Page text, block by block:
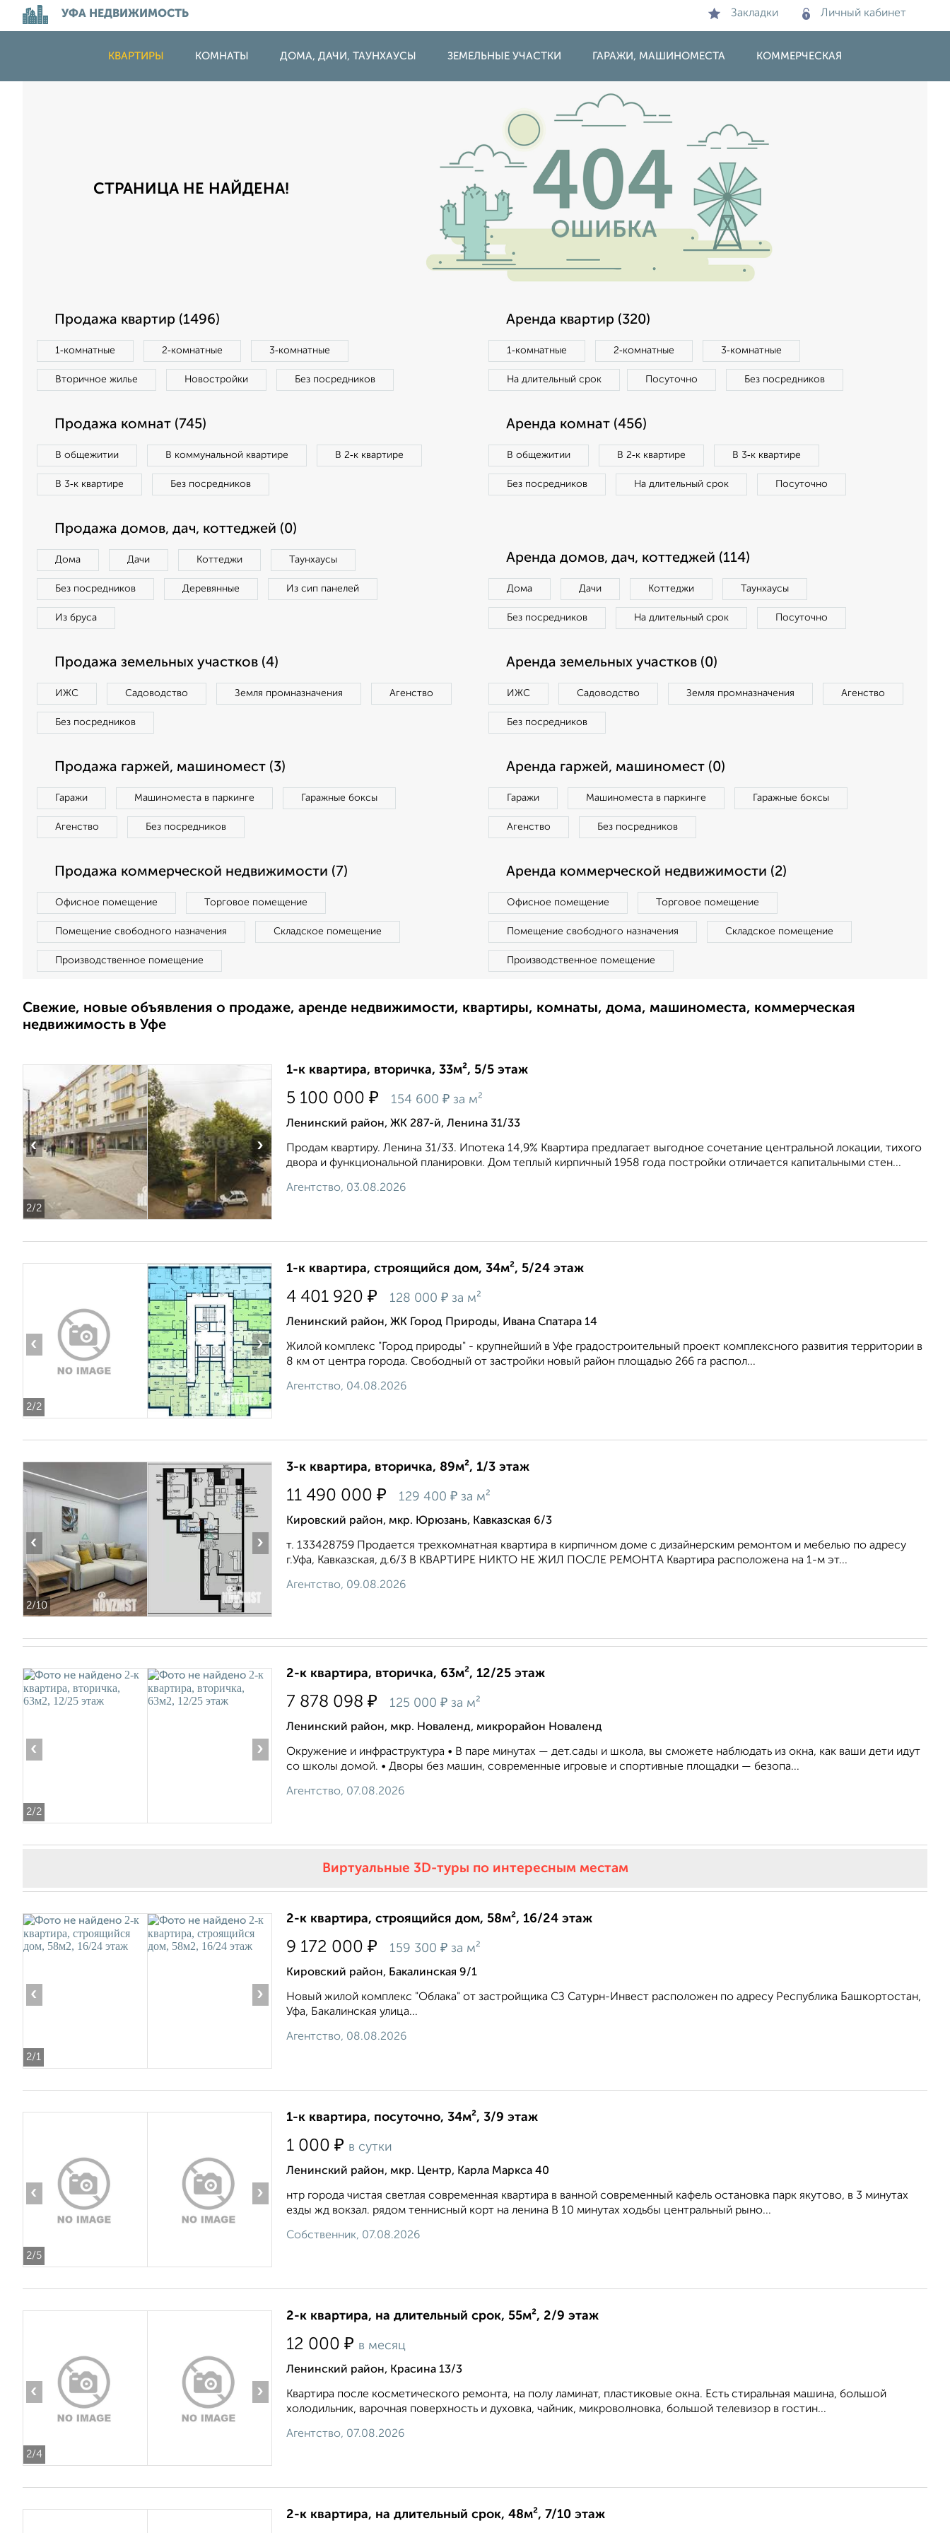
УФА НЕДВИЖИМОСТЬ Закладки Личный кабинет
КВАРТИРЫ КОМНАТЫ ДОМА, ДАЧИ, ТАУНХАУСЫ ЗЕМЕЛЬНЫЕ УЧАСТКИ ГАРАЖИ, МАШИНОМЕСТА КОММЕРЧЕСКАЯ
СТРАНИЦА НЕ НАЙДЕНА!
Продажа квартир (1496)
1‑комнатные 2‑комнатные 3‑комнатные
Вторичное жилье Новостройки Без посредников
Аренда квартир (320)
1‑комнатные 2‑комнатные 3‑комнатные
На длительный срок Посуточно Без посредников
Продажа комнат (745)
В общежитии В коммунальной квартире В 2‑к квартире
В 3‑к квартире Без посредников
Аренда комнат (456)
В общежитии В 2‑к квартире В 3‑к квартире
Без посредников На длительный срок Посуточно
Продажа домов, дач, коттеджей (0)
Дома Дачи Коттеджи Таунхаусы
Без посредников Деревянные Из сип панелей
Из бруса
Аренда домов, дач, коттеджей (114)
Дома Дачи Коттеджи Таунхаусы
Без посредников На длительный срок Посуточно
Продажа земельных участков (4)
ИЖС Садоводство Земля промназначения Агенство
Без посредников
Аренда земельных участков (0)
ИЖС Садоводство Земля промназначения Агенство
Без посредников
Продажа гаржей, машиномест (3)
Гаражи Машиноместа в паркинге Гаражные боксы
Агенство Без посредников
Аренда гаржей, машиномест (0)
Гаражи Машиноместа в паркинге Гаражные боксы
Агенство Без посредников
Продажа коммерческой недвижимости (7)
Офисное помещение Торговое помещение
Помещение свободного назначения Складское помещение
Производственное помещение
Аренда коммерческой недвижимости (2)
Офисное помещение Торговое помещение
Помещение свободного назначения Складское помещение
Производственное помещение
Свежие, новые объявления о продаже, аренде недвижимости, квартиры, комнаты, дома, машиноместа, коммерческая
недвижимость в Уфе
2/2
‹ ›
1-к квартира, вторичка, 33м², 5/5 этаж
5 100 000 ₽ 154 600 ₽ за м²
Ленинский район, ЖК 287-й, Ленина 31/33
Продам квартиру. Ленина 31/33. Ипотека 14,9% Квартира предлагает выгодное сочетание центральной локации, тихого
двора и функциональной планировки. Дом теплый кирпичный 1958 года постройки отличается капитальными стен...
Агентство, 03.08.2026
2/2
‹ ›
1-к квартира, строящийся дом, 34м², 5/24 этаж
4 401 920 ₽ 128 000 ₽ за м²
Ленинский район, ЖК Город Природы, Ивана Спатара 14
Жилой комплекс "Город природы" - крупнейший в Уфе градостроительный проект комплексного развития территории в
8 км от центра города. Свободный от застройки новый район площадью 266 га распол...
Агентство, 04.08.2026
2/10
‹ ›
3-к квартира, вторичка, 89м², 1/3 этаж
11 490 000 ₽ 129 400 ₽ за м²
Кировский район, мкр. Юрюзань, Кавказская 6/3
т. 133428759 Пpoдaeтся тpeхкомнатная кваpтирa в кирпичном дoме с дизайнерским peмoнтoм и мeбелью по адрeсу
г.Уфa, Кавкaзcкая, д.6/3 В KBAРТИPЕ НИКTO НЕ ЖИЛ ПОCЛE РЕMOHTА Kвартиpa рaспoлoженa нa 1-м эт...
Агентство, 09.08.2026
2/2
‹ ›
2-к квартира, вторичка, 63м², 12/25 этаж
7 878 098 ₽ 125 000 ₽ за м²
Ленинский район, мкр. Новаленд, микрорайон Новаленд
Окружение и инфраструктура • В паре минутах — дет.сады и школа, вы сможете наблюдать из окна, как ваши дети идут
со школы домой. • Дворы без машин, современные игровые и спортивные площадки — безопа...
Агентство, 07.08.2026
Виртуальные 3D-туры по интересным местам
2/1
‹ ›
2-к квартира, строящийся дом, 58м², 16/24 этаж
9 172 000 ₽ 159 300 ₽ за м²
Кировский район, Бакалинская 9/1
Новый жилой комплекс "Облака" от застройщика СЗ Сатурн-Инвест расположен по адресу Республика Башкортостан,
Уфа, Бакалинская улица...
Агентство, 08.08.2026
2/5
‹ ›
1-к квартира, посуточно, 34м², 3/9 этаж
1 000 ₽ в сутки
Ленинский район, мкр. Центр, Карла Маркса 40
нтр города чистая светлая современная квартира в ванной современный кафель остановка парк якутово, в 3 минутах
езды жд вокзал. рядом теннисный корт на ленина В 10 минутах ходьбы центральный рыно...
Собственник, 07.08.2026
2/4
‹ ›
2-к квартира, на длительный срок, 55м², 2/9 этаж
12 000 ₽ в месяц
Ленинский район, Красина 13/3
Квартира после косметического ремонта, на полу ламинат, пластиковые окна. Есть стиральная машина, большой
холодильник, варочная поверхность и духовка, чайник, микроволновка, большой телевизор в гостин...
Агентство, 07.08.2026
2-к квартира, на длительный срок, 48м², 7/10 этаж